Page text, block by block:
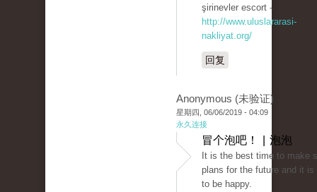
şirinevler escort -
http://www.uluslararasi-
nakliyat.org/
回复
Anonymous (未验证)
星期四, 06/06/2019 - 04:09
永久连接
冒个泡吧！ | 泡泡
It is the best time to make
plans for the future and it is
to be happy.